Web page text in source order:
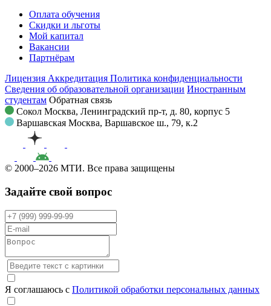
Оплата обучения
Скидки и льготы
Мой капитал
Вакансии
Партнёрам
Лицензия Аккредитация Политика конфиденциальности
Сведения об образовательной организации Иностранным
студентам Обратная связь
Сокол Москва, Ленинградский пр-т, д. 80, корпус 5
Варшавская Москва, Варшавское ш., 79, к.2
© 2000–2026 МТИ. Все права защищены
Задайте свой вопрос
Я соглашаюсь с Политикой обработки персональных данных